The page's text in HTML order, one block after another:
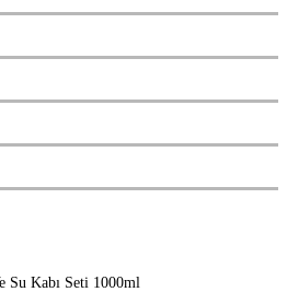
Su Kabı Seti 1000ml